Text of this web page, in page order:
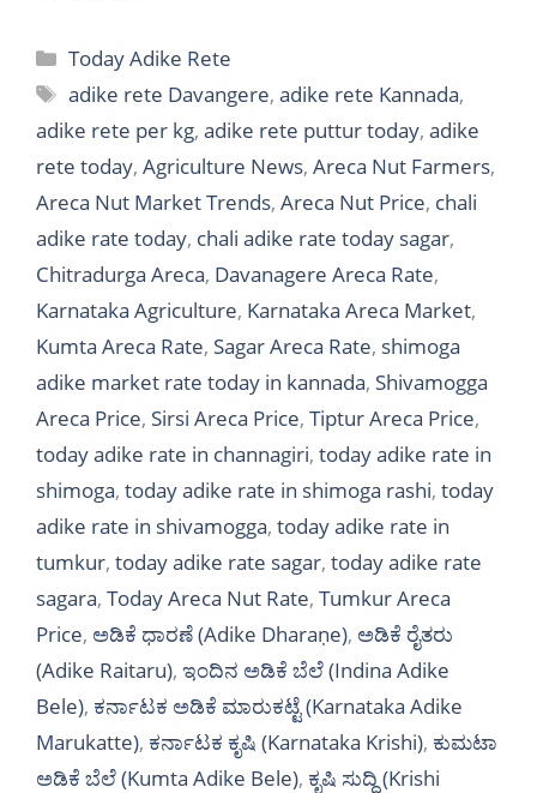
Categories
Today Adike Rete
Tags
adike rete Davangere,adike rete Kannada,
adike rete per kg, adike rete puttur today, adike
rete today, Agriculture News, Areca Nut Farmers,
Areca Nut Market Trends, Areca Nut Price, chali
adike rate today, chali adike rate today sagar,
Chitradurga Areca, Davanagere Areca Rate,
Karnataka Agriculture, Karnataka Areca Market,
Kumta Areca Rate, Sagar Areca Rate, shimoga
adike market rate today in kannada, Shivamogga
Areca Price, Sirsi Areca Price, Tiptur Areca Price,
today adike rate in channagiri, today adike rate in
shimoga, today adike rate in shimoga rashi, today
adike rate in shivamogga, today adike rate in
tumkur, today adike rate sagar, today adike rate
sagara, Today Areca Nut Rate, Tumkur Areca
Price, ಅಡಿಕೆ ಧಾರಣೆ (Adike Dharaṇe), ಅಡಿಕೆ ರೈತರು
(Adike Raitaru), ಇಂದಿನ ಅಡಿಕೆ ಬೆಲೆ (Indina Adike
Bele), ಕರ್ನಾಟಕ ಅಡಿಕೆ ಮಾರುಕಟ್ಟೆ (Karnataka Adike
Marukatte), ಕರ್ನಾಟಕ ಕೃಷಿ (Karnataka Krishi), ಕುಮಟಾ
ಅಡಿಕೆ ಬೆಲೆ (Kumta Adike Bele), ಕೃಷಿ ಸುದ್ದಿ (Krishi